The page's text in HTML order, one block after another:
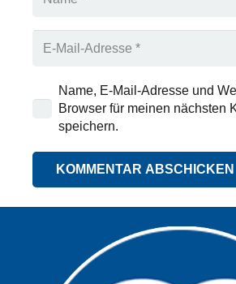
Name, E-Mail-Adresse und
Browser für meinen nächsten
speichern.
KOMMENTAR ABSCHICKEN